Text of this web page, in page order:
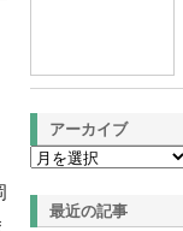
アーカイブ
最近の記事